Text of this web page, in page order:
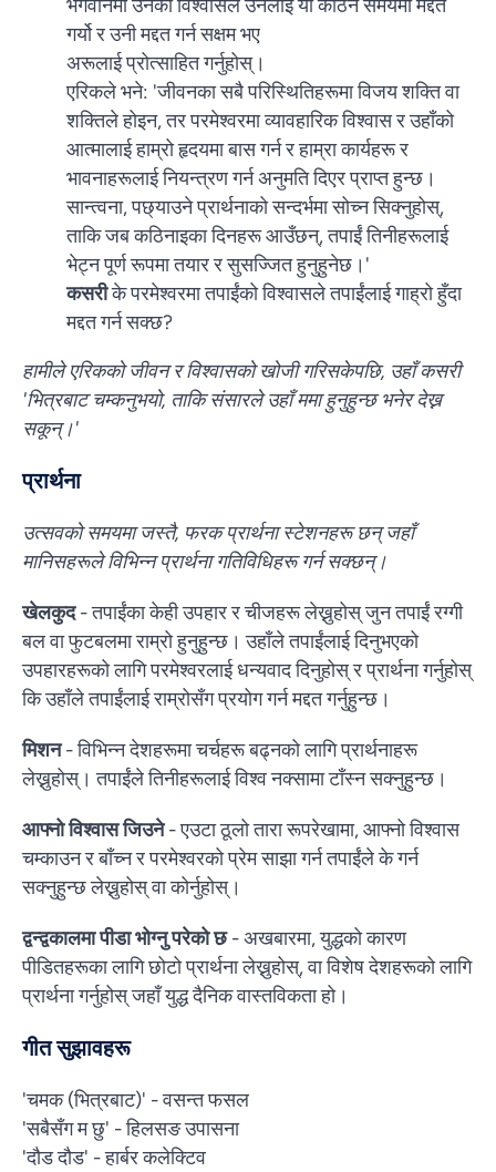
गर्यो र उनी मद्दत गर्न सक्षम भए
अरूलाई प्रोत्साहित गर्नुहोस्।
एरिकले भने: 'जीवनका सबै परिस्थितिहरूमा विजय शक्ति वा
शक्तिले होइन, तर परमेश्वरमा व्यावहारिक विश्वास र उहाँको
आत्मालाई हाम्रो हृदयमा बास गर्न र हाम्रा कार्यहरू र
भावनाहरूलाई नियन्त्रण गर्न अनुमति दिएर प्राप्त हुन्छ।
सान्त्वना, पछ्याउने प्रार्थनाको सन्दर्भमा सोच्न सिक्नुहोस्,
ताकि जब कठिनाइका दिनहरू आउँछन्, तपाईं तिनीहरूलाई
भेट्न पूर्ण रूपमा तयार र सुसज्जित हुनुहुनेछ।'
कसरीके परमेश्वरमा तपाईंको विश्वासले तपाईंलाई गाह्रो हुँदा
मद्दत गर्न सक्छ?
हामीले एरिकको जीवन र विश्वासको खोजी गरिसकेपछि, उहाँ कसरी
'भित्रबाट चम्कनुभयो, ताकि संसारले उहाँ ममा हुनुहुन्छ भनेर देख्न
सकून्।'
प्रार्थना
उत्सवको समयमा जस्तै, फरक प्रार्थना स्टेशनहरू छन् जहाँ
मानिसहरूले विभिन्न प्रार्थना गतिविधिहरू गर्न सक्छन्।
खेलकुद- तपाईंका केही उपहार र चीजहरू लेख्नुहोस् जुन तपाईं रग्गी
बल वा फुटबलमा राम्रो हुनुहुन्छ। उहाँले तपाईंलाई दिनुभएको
उपहारहरूको लागि परमेश्वरलाई धन्यवाद दिनुहोस् र प्रार्थना गर्नुहोस्
कि उहाँले तपाईंलाई राम्रोसँग प्रयोग गर्न मद्दत गर्नुहुन्छ।
मिशन- विभिन्न देशहरूमा चर्चहरू बढ्नको लागि प्रार्थनाहरू
लेख्नुहोस्। तपाईंले तिनीहरूलाई विश्व नक्सामा टाँस्न सक्नुहुन्छ।
आफ्नो विश्वास जिउने- एउटा ठूलो तारा रूपरेखामा, आफ्नो विश्वास
चम्काउन र बाँच्न र परमेश्वरको प्रेम साझा गर्न तपाईंले के गर्न
सक्नुहुन्छ लेख्नुहोस् वा कोर्नुहोस्।
द्वन्द्वकालमा पीडा भोग्नु परेको छ- अखबारमा, युद्धको कारण
पीडितहरूका लागि छोटो प्रार्थना लेख्नुहोस्, वा विशेष देशहरूको लागि
प्रार्थना गर्नुहोस् जहाँ युद्ध दैनिक वास्तविकता हो।
गीत सुझावहरू
'चमक (भित्रबाट)' - वसन्त फसल
'सबैसँग म छु' - हिलसङ उपासना
'दौड दौड' - हार्बर कलेक्टिव